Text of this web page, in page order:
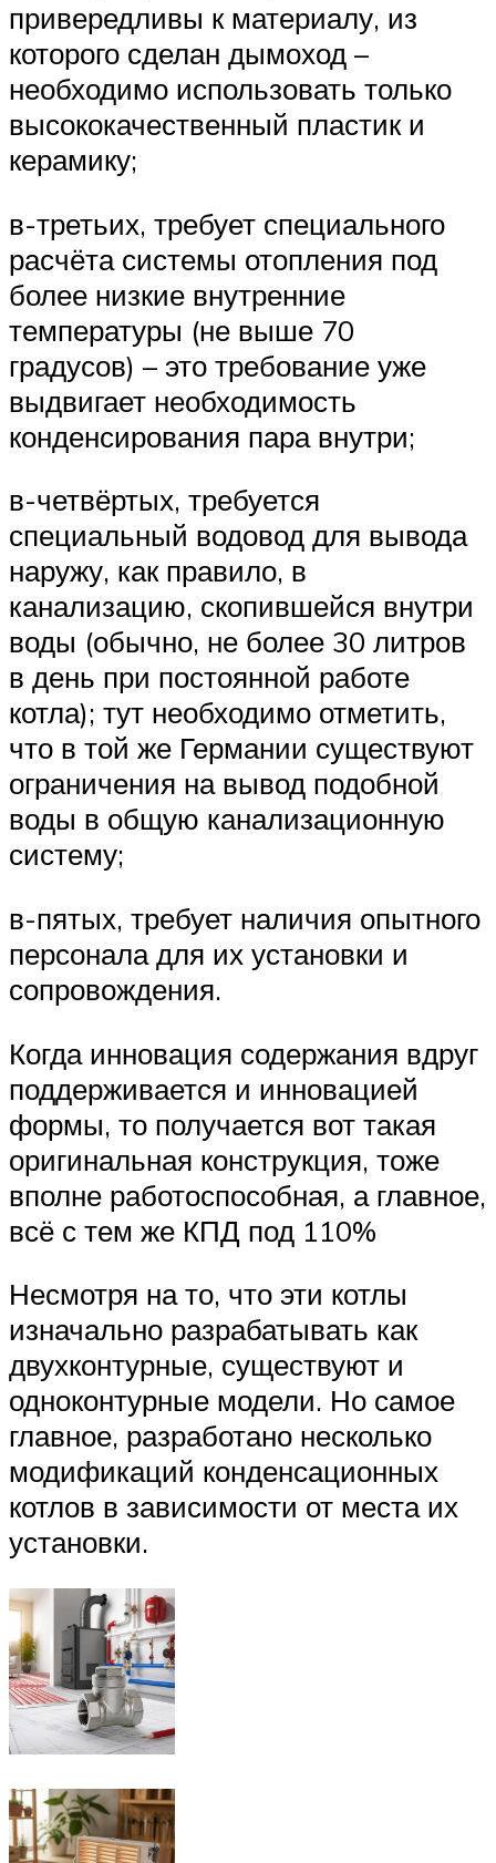
привередливы к материалу, из
которого сделан дымоход –
необходимо использовать только
высококачественный пластик и
керамику;
в-третьих, требует специального
расчёта системы отопления под
более низкие внутренние
температуры (не выше 70
градусов) – это требование уже
выдвигает необходимость
конденсирования пара внутри;
в-четвёртых, требуется
специальный водовод для вывода
наружу, как правило, в
канализацию, скопившейся внутри
воды (обычно, не более 30 литров
в день при постоянной работе
котла); тут необходимо отметить,
что в той же Германии существуют
ограничения на вывод подобной
воды в общую канализационную
систему;
в-пятых, требует наличия опытного
персонала для их установки и
сопровождения.
Когда инновация содержания вдруг
поддерживается и инновацией
формы, то получается вот такая
оригинальная конструкция, тоже
вполне работоспособная, а главное,
всё с тем же КПД под 110%
Несмотря на то, что эти котлы
изначально разрабатывать как
двухконтурные, существуют и
одноконтурные модели. Но самое
главное, разработано несколько
модификаций конденсационных
котлов в зависимости от места их
установки.